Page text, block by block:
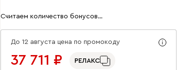
Считаем количество бонусов…
До 12 августа цена по промокоду
37 711 РЕЛАКС